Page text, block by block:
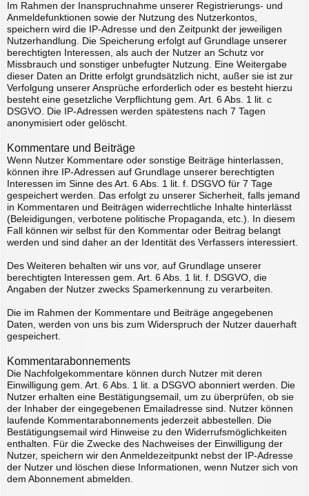
Im Rahmen der Inanspruchnahme unserer Registrierungs- und
Anmeldefunktionen sowie der Nutzung des Nutzerkontos,
speichern wird die IP-Adresse und den Zeitpunkt der jeweiligen
Nutzerhandlung. Die Speicherung erfolgt auf Grundlage unserer
berechtigten Interessen, als auch der Nutzer an Schutz vor
Missbrauch und sonstiger unbefugter Nutzung. Eine Weitergabe
dieser Daten an Dritte erfolgt grundsätzlich nicht, außer sie ist zur
Verfolgung unserer Ansprüche erforderlich oder es besteht hierzu
besteht eine gesetzliche Verpflichtung gem. Art. 6 Abs. 1 lit. c
DSGVO. Die IP-Adressen werden spätestens nach 7 Tagen
anonymisiert oder gelöscht.
Kommentare und Beiträge
Wenn Nutzer Kommentare oder sonstige Beiträge hinterlassen,
können ihre IP-Adressen auf Grundlage unserer berechtigten
Interessen im Sinne des Art. 6 Abs. 1 lit. f. DSGVO für 7 Tage
gespeichert werden. Das erfolgt zu unserer Sicherheit, falls jemand
in Kommentaren und Beiträgen widerrechtliche Inhalte hinterlässt
(Beleidigungen, verbotene politische Propaganda, etc.). In diesem
Fall können wir selbst für den Kommentar oder Beitrag belangt
werden und sind daher an der Identität des Verfassers interessiert.
Des Weiteren behalten wir uns vor, auf Grundlage unserer
berechtigten Interessen gem. Art. 6 Abs. 1 lit. f. DSGVO, die
Angaben der Nutzer zwecks Spamerkennung zu verarbeiten.
Die im Rahmen der Kommentare und Beiträge angegebenen
Daten, werden von uns bis zum Widerspruch der Nutzer dauerhaft
gespeichert.
Kommentarabonnements
Die Nachfolgekommentare können durch Nutzer mit deren
Einwilligung gem. Art. 6 Abs. 1 lit. a DSGVO abonniert werden. Die
Nutzer erhalten eine Bestätigungsemail, um zu überprüfen, ob sie
der Inhaber der eingegebenen Emailadresse sind. Nutzer können
laufende Kommentarabonnements jederzeit abbestellen. Die
Bestätigungsemail wird Hinweise zu den Widerrufsmöglichkeiten
enthalten. Für die Zwecke des Nachweises der Einwilligung der
Nutzer, speichern wir den Anmeldezeitpunkt nebst der IP-Adresse
der Nutzer und löschen diese Informationen, wenn Nutzer sich von
dem Abonnement abmelden.